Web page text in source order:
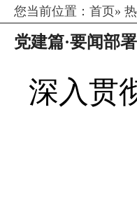
您当前位置： 首页»
党建篇·要闻部署
深入贯